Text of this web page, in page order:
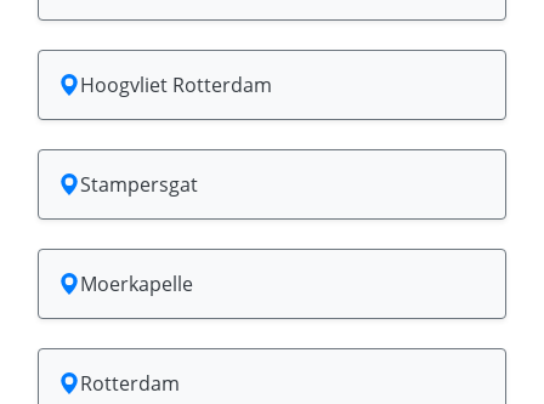
Hoogvliet Rotterdam
Stampersgat
Moerkapelle
Rotterdam